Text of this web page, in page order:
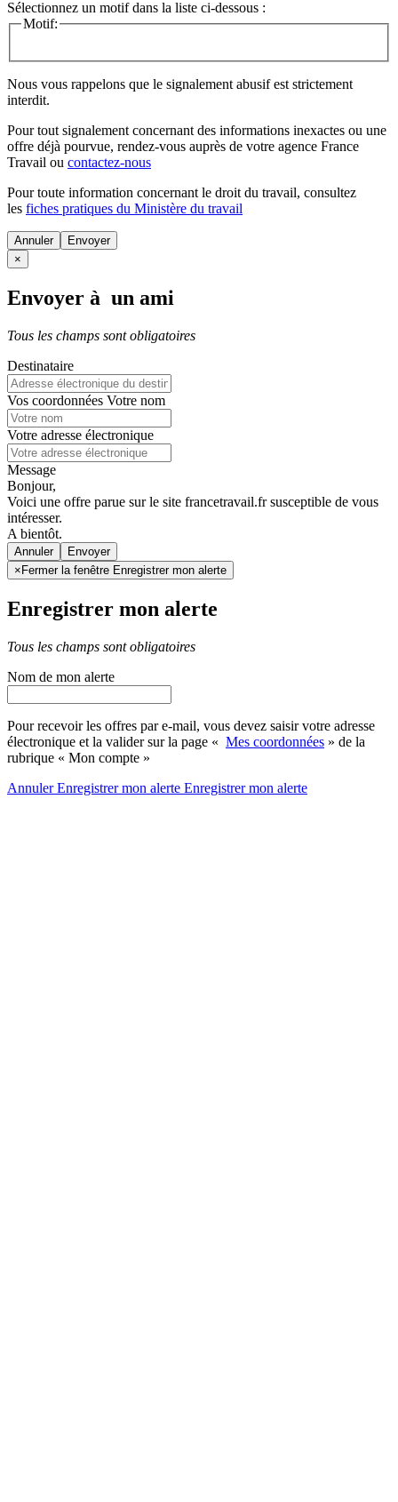
Sélectionnez un motif dans la liste ci-dessous :
Motif:
Nous vous rappelons que le signalement abusif est strictement
interdit.
Pour tout signalement concernant des informations inexactes ou une
offre déjà pourvue, rendez-vous auprès de votre agence France
Travail ou contactez-nous
Pour toute information concernant le droit du travail, consultez
les fiches pratiques du Ministère du travail
Annuler
×
Envoyer à un ami
Tous les champs sont obligatoires
Destinataire
Vos coordonnées Votre nom
Votre adresse électronique
Message
Bonjour,
Voici une offre parue sur le site francetravail.fr susceptible de vous
intéresser.
A bientôt.
Annuler
× Fermer la fenêtre Enregistrer mon alerte
Enregistrer mon alerte
Tous les champs sont obligatoires
Nom de mon alerte
Pour recevoir les offres par e-mail, vous devez saisir votre adresse
électronique et la valider sur la page « Mes coordonnées » de la
rubrique « Mon compte »
AnnulerEnregistrer mon alerte Enregistrermon alerte